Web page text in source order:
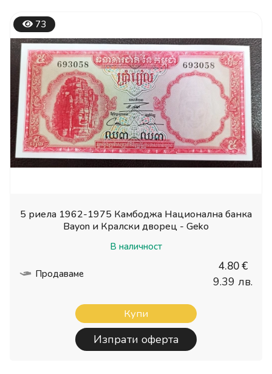
73
5 риела 1962-1975 Камбоджа Национална банка
Bayon и Кралски дворец - Geko
В наличност
Продаваме
4.80 €
9.39 лв.
Купи
Изпрати оферта